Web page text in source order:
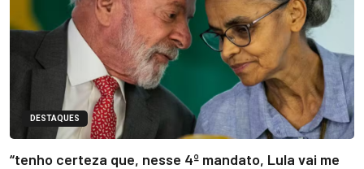
DESTAQUES
“tenho certeza que, nesse 4º mandato, Lula vai me